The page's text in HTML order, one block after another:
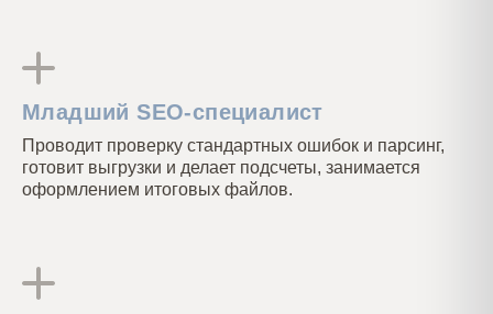
Младший SEO-специалист
Проводит проверку стандартных ошибок и парсинг,
готовит выгрузки и делает подсчеты, занимается
оформлением итоговых файлов.